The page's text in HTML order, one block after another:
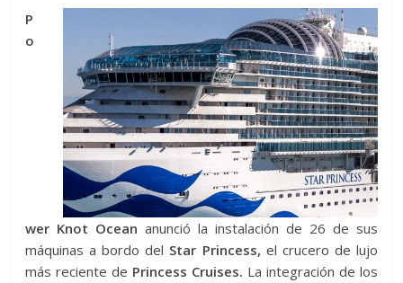
P
o
wer Knot Ocean anunció la instalación de 26 de sus
máquinas a bordo del Star Princess, el crucero de lujo
más reciente de Princess Cruises. La integración de los